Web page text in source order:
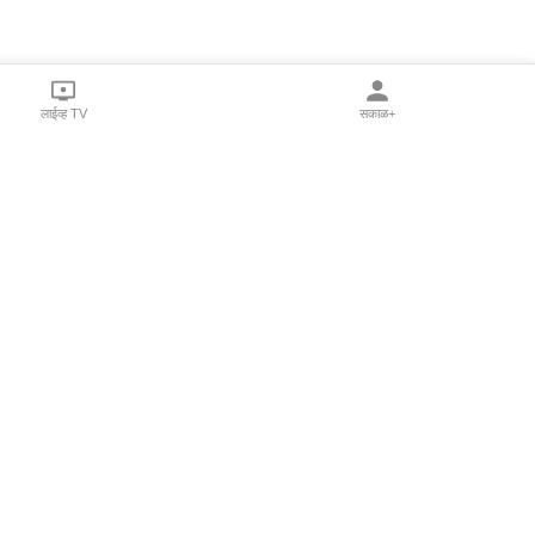
लाईव्ह TV सकाळ+